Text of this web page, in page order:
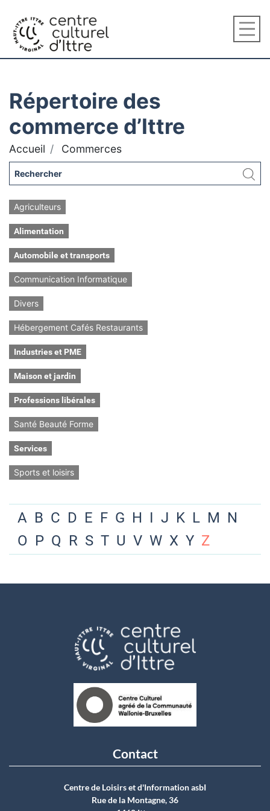
Répertoire des
commerce d’Ittre
Accueil Commerces
Agriculteurs
Alimentation
Automobile et transports
Communication Informatique
Divers
Hébergement Cafés Restaurants
Industries et PME
Maison et jardin
Professions libérales
Santé Beauté Forme
Services
Sports et loisirs
A B C D E F G H I J K L M N
O P Q R S T U V W X Y Z
Contact
Centre de Loisirs et d'Information asbI
Rue de la Montagne, 36